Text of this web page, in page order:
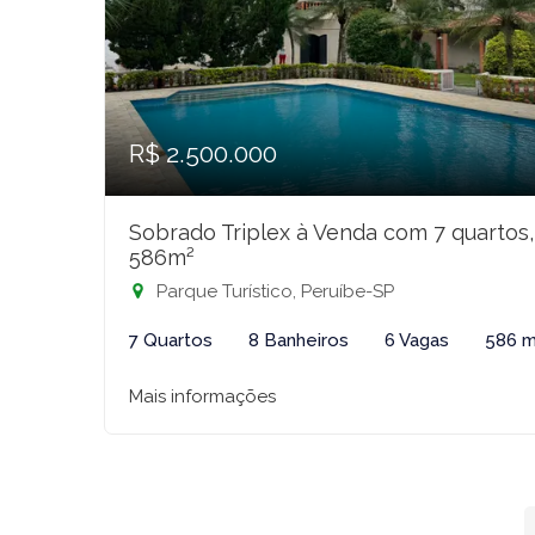
R$ 2.500.000
Sobrado Triplex à Venda com 7 quartos,
586m²
Parque Turístico, Peruíbe-SP
7 Quartos 8 Banheiros 6 Vagas 586
Mais informações